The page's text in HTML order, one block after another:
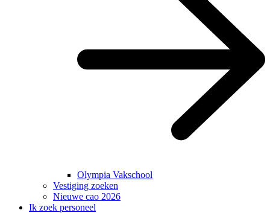
Olympia Vakschool
Vestiging zoeken
Nieuwe cao 2026
Ik zoek personeel